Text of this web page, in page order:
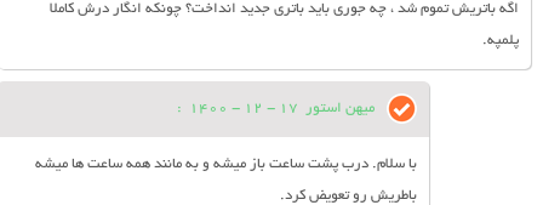
اگه باتریش تموم شد ، چه جوری باید باتری جدید انداخت؟ چونکه انگار درش کاملا
پلمپه.
میهن استور 17 - 12 - 1400
:
با سلام. درب پشت ساعت باز میشه و به مانند همه ساعت ها میشه
باطریش رو تعویض کرد.